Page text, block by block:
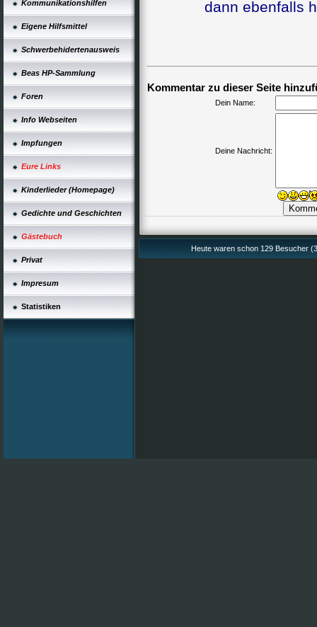
Kommunikationshilfen
Eigene Hilfsmittel
Schwerbehidertenausweis
Beas HP-Sammlung
Foren
Info Webseiten
Impfungen
Eure Links
Kinderlieder (Homepage)
Gedichte und Geschichten
Gästebuch
Privat
Impresum
Statistiken
dann ebenfalls
Kommentar zu dieser Seite
Dein Name:
Deine Nachricht:
Heute waren schon 129 Besucher